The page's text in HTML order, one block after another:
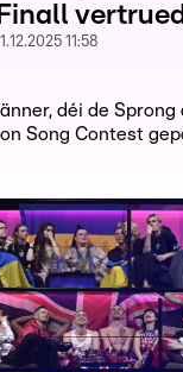
11:58
déi de Sprong
Song Contest